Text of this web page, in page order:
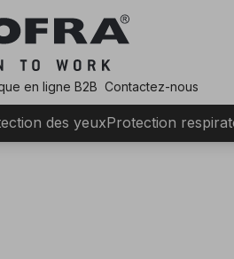
en ligne B2B Contactez-nous
des yeuxProtection